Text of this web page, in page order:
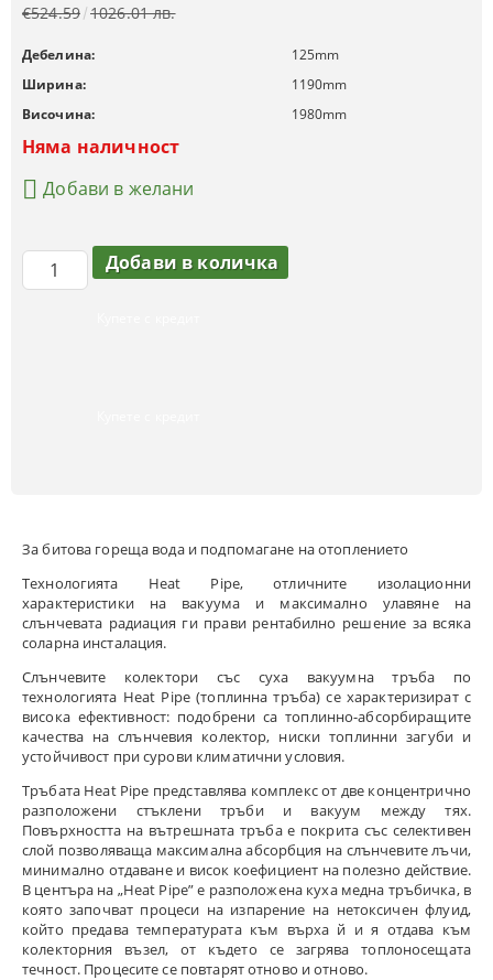
За битова гореща вода и подпомагане на отоплението
Технологията Heat Pipe, отличните изолационни
характеристики на вакуума и максимално улавяне на
слънчевата радиация ги прави рентабилно решение за всяка
соларна инсталация.
Слънчевите колектори със суха вакуумна тръба по
технологията Heat Pipe (топлинна тръба) се характеризират с
висока ефективност: подобрени са топлинно-абсорбиращите
качества на слънчевия колектор, ниски топлинни загуби и
устойчивост при сурови климатични условия.
Тръбата Heat Pipe представлява комплекс от две концентрично
разположени стъклени тръби и вакуум между тях.
Повърхността на вътрешната тръба е покрита със селективен
слой позволяваща максимална абсорбция на слънчевите лъчи,
минимално отдаване и висок коефициент на полезно действие.
В центъра на „Heat Pipe” е разположена куха медна тръбичка, в
която започват процеси на изпарение на нетоксичен флуид,
който предава температурата към върха й и я отдава към
колекторния възел, от където се загрява топлоносещата
течност. Процесите се повтарят отново и отново.
€524.59 1026.01 лв.
Дебелина: 125mm
Ширина:
1190mm
Височина:
1980mm
Няма наличност
Добави в желани